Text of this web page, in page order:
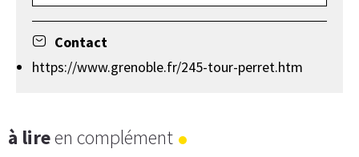
Contact
https://www.grenoble.fr/245-tour-perret.htm
à lireen complément